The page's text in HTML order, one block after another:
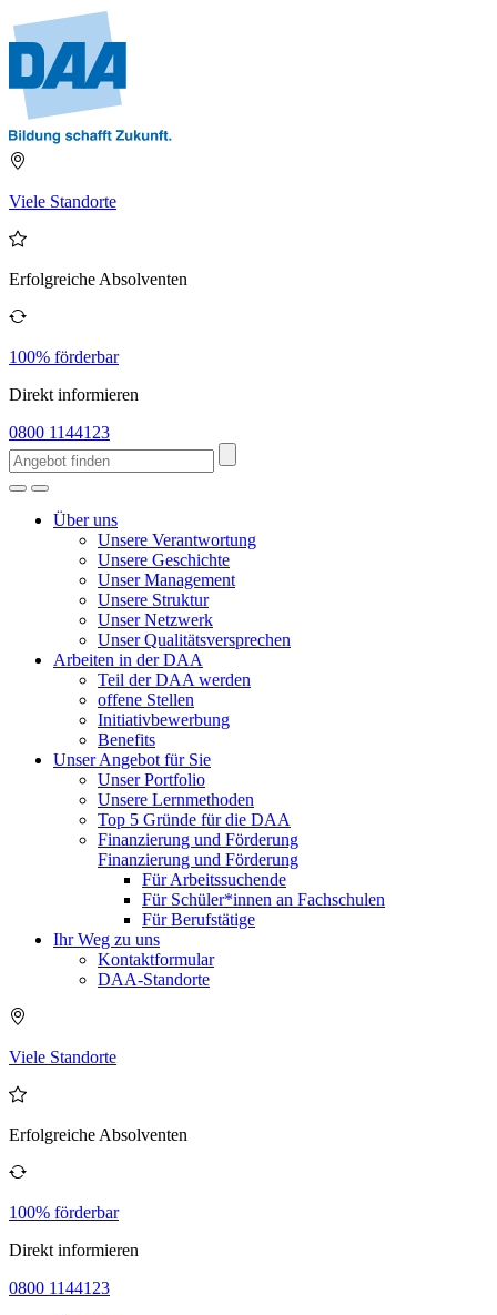
Viele Standorte
Erfolgreiche Absolventen
100% förderbar
Direkt informieren
0800 1144123
Über uns
Unsere Verantwortung
Unsere Geschichte
Unser Management
Unsere Struktur
Unser Netzwerk
Unser Qualitätsversprechen
Arbeiten in der DAA
Teil der DAA werden
offene Stellen
Initiativbewerbung
Benefits
Unser Angebot für Sie
Unser Portfolio
Unsere Lernmethoden
Top 5 Gründe für die DAA
Finanzierung und Förderung
Finanzierung und Förderung
Für Arbeitssuchende
Für Schüler*innen an Fachschulen
Für Berufstätige
Ihr Weg zu uns
Kontaktformular
DAA-Standorte
Viele Standorte
Erfolgreiche Absolventen
100% förderbar
Direkt informieren
0800 1144123